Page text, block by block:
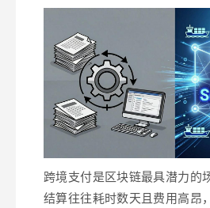
跨境支付是区块链最具潜力的
结算往往耗时数天且费用高昂